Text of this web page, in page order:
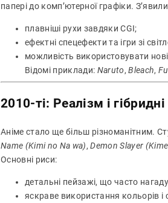
папері до комп’ютерної графіки.
плавніші рухи завдяки CGI;
ефектні спецефекти та ігри зі
можливість використовувати
Відомі приклади: Naruto,Bleach,
2010-ті: Реалізм і гібридні
Аніме стало ще більш різноманітним.
Name (Kimi no Na wa),Demon Slayer
Основні риси:
детальні пейзажі, що часто
яскраве використання кольорів і